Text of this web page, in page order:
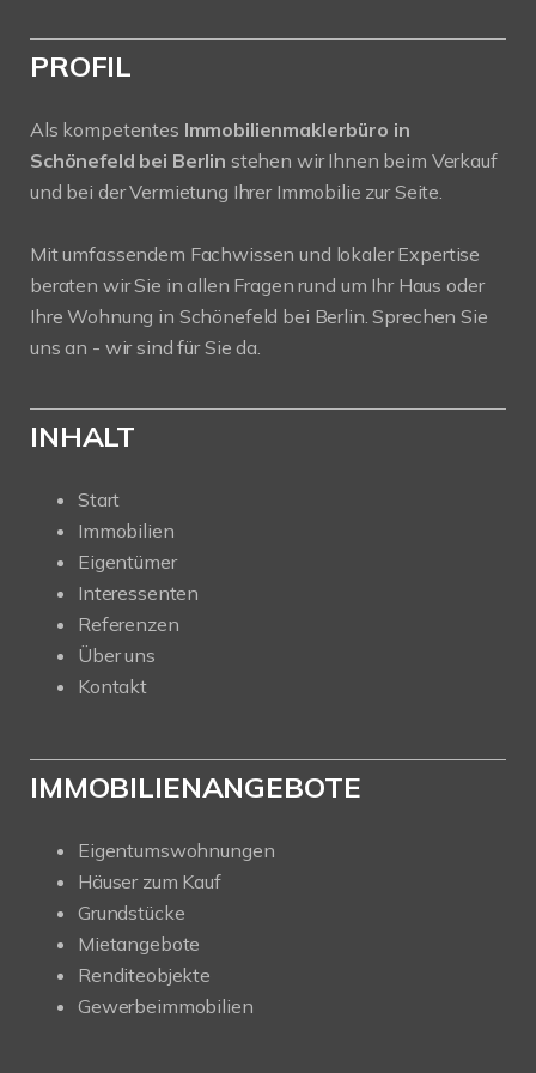
PROFIL
Als kompetentes Immobilienmaklerbüro in
Schönefeld bei Berlin stehen wir Ihnen beim Verkauf
und bei der Vermietung Ihrer Immobilie zur Seite.
Mit umfassendem Fachwissen und lokaler Expertise
beraten wir Sie in allen Fragen rund um Ihr Haus oder
Ihre Wohnung in Schönefeld bei Berlin. Sprechen Sie
uns an - wir sind für Sie da.
INHALT
Start
Immobilien
Eigentümer
Interessenten
Referenzen
Über uns
Kontakt
IMMOBILIENANGEBOTE
Eigentumswohnungen
Häuser zum Kauf
Grundstücke
Mietangebote
Renditeobjekte
Gewerbeimmobilien